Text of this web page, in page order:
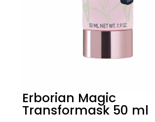
Erborian Magic
Transformask 50 ml